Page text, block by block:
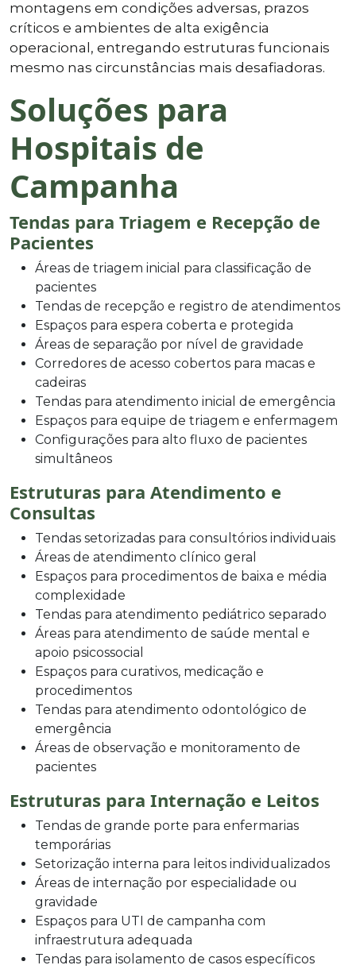
montagens em condições adversas, prazos
críticos e ambientes de alta exigência
operacional, entregando estruturas funcionais
mesmo nas circunstâncias mais desafiadoras.
Soluções para
Hospitais de
Campanha
Tendas para Triagem e Recepção de
Pacientes
Áreas de triagem inicial para classificação de
pacientes
Tendas de recepção e registro de atendimentos
Espaços para espera coberta e protegida
Áreas de separação por nível de gravidade
Corredores de acesso cobertos para macas e
cadeiras
Tendas para atendimento inicial de emergência
Espaços para equipe de triagem e enfermagem
Configurações para alto fluxo de pacientes
simultâneos
Estruturas para Atendimento e
Consultas
Tendas setorizadas para consultórios individuais
Áreas de atendimento clínico geral
Espaços para procedimentos de baixa e média
complexidade
Tendas para atendimento pediátrico separado
Áreas para atendimento de saúde mental e
apoio psicossocial
Espaços para curativos, medicação e
procedimentos
Tendas para atendimento odontológico de
emergência
Áreas de observação e monitoramento de
pacientes
Estruturas para Internação e Leitos
Tendas de grande porte para enfermarias
temporárias
Setorização interna para leitos individualizados
Áreas de internação por especialidade ou
gravidade
Espaços para UTI de campanha com
infraestrutura adequada
Tendas para isolamento de casos específicos